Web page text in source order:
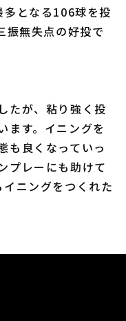
バシーポリシー
る質問
となる106球を投
振無失点の好投で
たが、粘り強く投
ます。イニングを
も良くなっていっ
プレーにも助けて
ニングをつくれた